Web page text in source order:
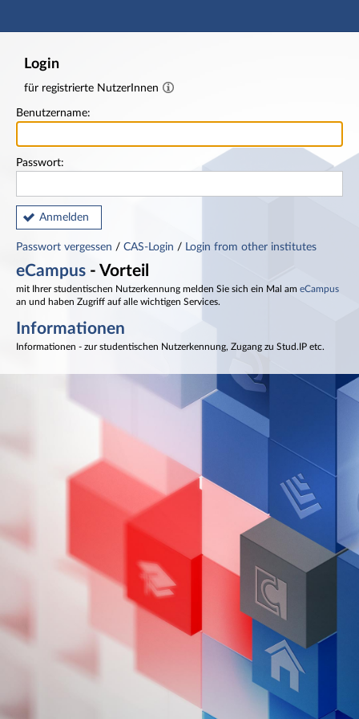
Hauptnavigation
Login
für registrierte NutzerInnen
Benutzername:
Passwort:
Anmelden
Passwort vergessen / CAS-Login / Login from other institutes
eCampus - Vorteil
mit Ihrer studentischen Nutzerkennung melden Sie sich ein Mal am eCampus
an und haben Zugriff auf alle wichtigen Services.
Informationen
Informationen - zur studentischen Nutzerkennung, Zugang zu Stud.IP etc.